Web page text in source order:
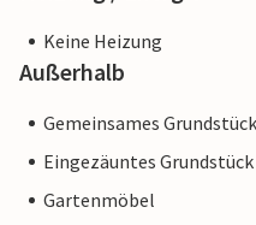
Keine Heizung
Außerhalb
Gemeinsames
Eingezäuntes Grundstück
Gartenmöbel